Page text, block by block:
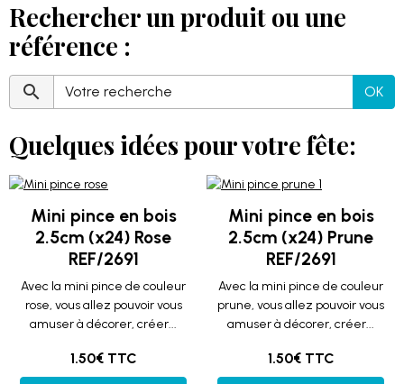
Rechercher un produit ou une
référence :
OK
Quelques idées pour votre fête:
Mini pince en bois
2.5cm (x24) Rose
REF/2691
Avec la mini pince de couleur
rose, vous allez pouvoir vous
amuser à décorer, créer...
1.50€ TTC
Mini pince en bois
2.5cm (x24) Prune
REF/2691
Avec la mini pince de couleur
prune, vous allez pouvoir vous
amuser à décorer, créer...
1.50€ TTC